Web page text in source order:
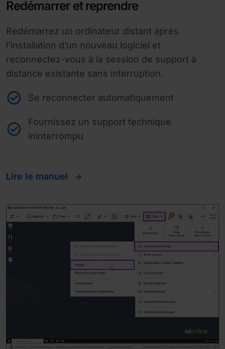
Redémarrer et reprendre
Redémarrez un ordinateur distant après
l’installation d’un nouveau logiciel et
reconnectez-vous à la session de support à
distance existante sans interruption.
Se reconnecter automatiquement
Fournissez un support technique
ininterrompu
Lire le manuel